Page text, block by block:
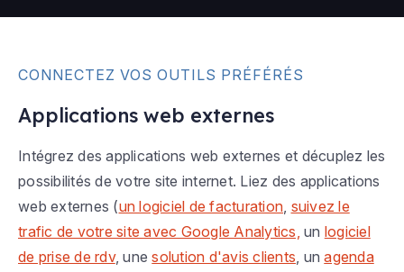
CONNECTEZ VOS OUTILS PRÉFÉRÉS
Applications web externes
Intégrez des applications web externes et décuplez les
possibilités de votre site internet. Liez des applications
web externes (un logiciel de facturation, suivez le
trafic de votre site avec Google Analytics, un logiciel
de prise de rdv, unesolution d'avis clients, unagenda